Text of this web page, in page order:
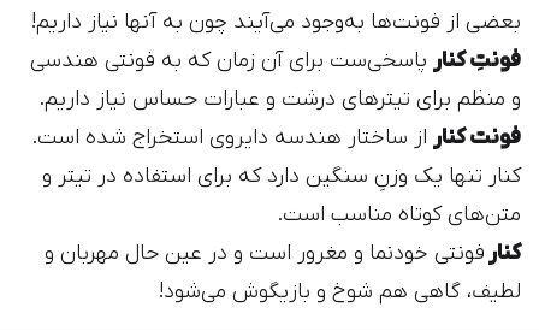
بعضی از فونت‌ها به‌وجود می‌آیند چون به ‌آنها نیاز داریم!
فونتِ کنار پاسخی‌ست برای آن‌ زمان که به فونتی هندسی
و منظم برای تیترهای درشت و عبارات حساس نیاز داریم.
فونت کنار از ساختار هندسه دایروی استخراج شده است.
کنار تنها یک وزنِ سنگین دارد که برای استفاده در تیتر و
متن‌های کوتاه مناسب است.
کنارفونتی خودنما و مغرور است و در عین حال مهربان و
لطیف، گاهی هم شوخ و بازیگوش می‌شود!